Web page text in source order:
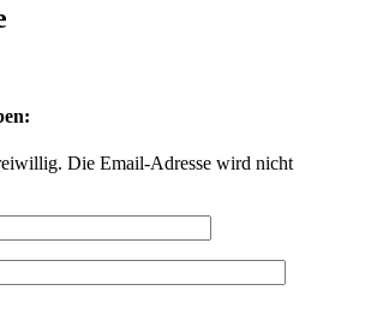
Die Email-Adresse wird nicht